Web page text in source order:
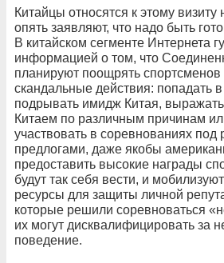
Китайцы относятся к этому
опять заявляют, что надо быть
В китайском сегменте Интернета
информацией о том, что
планируют поощрять
скандальные действия: попадать
подрывать имидж Китая,
Китаем по различным причинам
участвовать в соревнованиях под
предлогами, даже якобы
предоставить высокие награды
будут так себя вести, и
ресурсы для защиты личной
которые решили соревноваться
их могут дисквалифицировать за
поведение.